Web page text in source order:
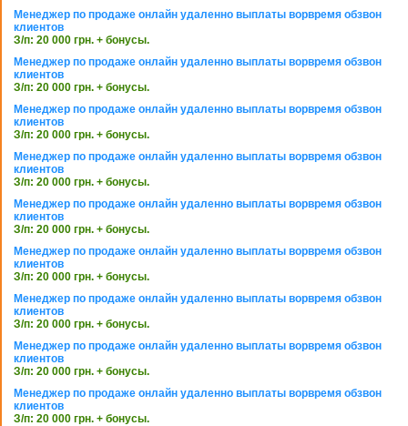
Менеджер по продаже онлайн удаленно выплаты ворвремя обзвон
клиентов
З/п: 20 000 грн. + бонусы.
Менеджер по продаже онлайн удаленно выплаты ворвремя обзвон
клиентов
З/п: 20 000 грн. + бонусы.
Менеджер по продаже онлайн удаленно выплаты ворвремя обзвон
клиентов
З/п: 20 000 грн. + бонусы.
Менеджер по продаже онлайн удаленно выплаты ворвремя обзвон
клиентов
З/п: 20 000 грн. + бонусы.
Менеджер по продаже онлайн удаленно выплаты ворвремя обзвон
клиентов
З/п: 20 000 грн. + бонусы.
Менеджер по продаже онлайн удаленно выплаты ворвремя обзвон
клиентов
З/п: 20 000 грн. + бонусы.
Менеджер по продаже онлайн удаленно выплаты ворвремя обзвон
клиентов
З/п: 20 000 грн. + бонусы.
Менеджер по продаже онлайн удаленно выплаты ворвремя обзвон
клиентов
З/п: 20 000 грн. + бонусы.
Менеджер по продаже онлайн удаленно выплаты ворвремя обзвон
клиентов
З/п: 20 000 грн. + бонусы.